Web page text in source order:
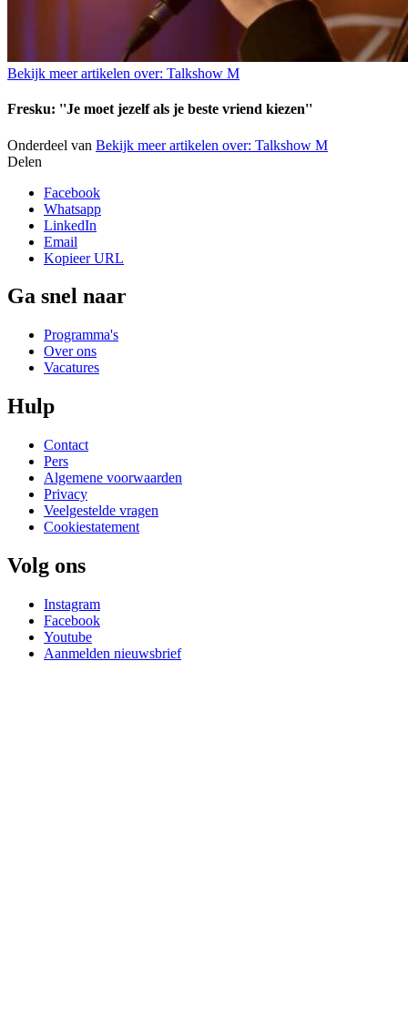
Bekijk meer artikelen over: Talkshow M
Fresku: ''Je moet jezelf als je beste vriend kiezen''
Onderdeel van Bekijk meer artikelen over: Talkshow M
Delen
Facebook
Whatsapp
LinkedIn
Email
Kopieer URL
Ga snel naar
Programma's
Over ons
Vacatures
Hulp
Contact
Pers
Algemene voorwaarden
Privacy
Veelgestelde vragen
Cookiestatement
Volg ons
Instagram
Facebook
Youtube
Aanmelden nieuwsbrief